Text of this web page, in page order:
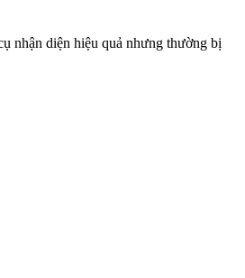
nhận diện hiệu quả nhưng thường bị